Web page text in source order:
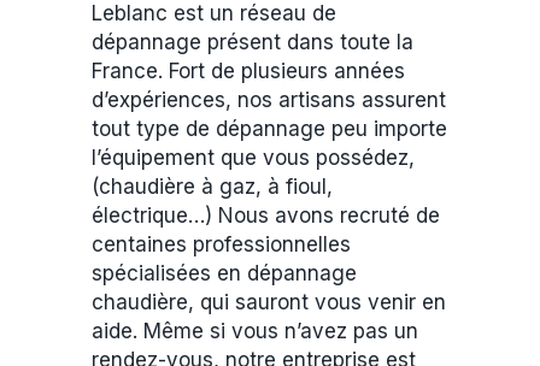
Leblanc est un réseau de
dépannage présent dans toute la
France. Fort de plusieurs années
d’expériences, nos artisans assurent
tout type de dépannage peu importe
l’équipement que vous possédez,
(chaudière à gaz, à fioul,
électrique…) Nous avons recruté de
centaines professionnelles
spécialisées en dépannage
chaudière, qui sauront vous venir en
aide. Même si vous n’avez pas un
rendez-vous, notre entreprise est